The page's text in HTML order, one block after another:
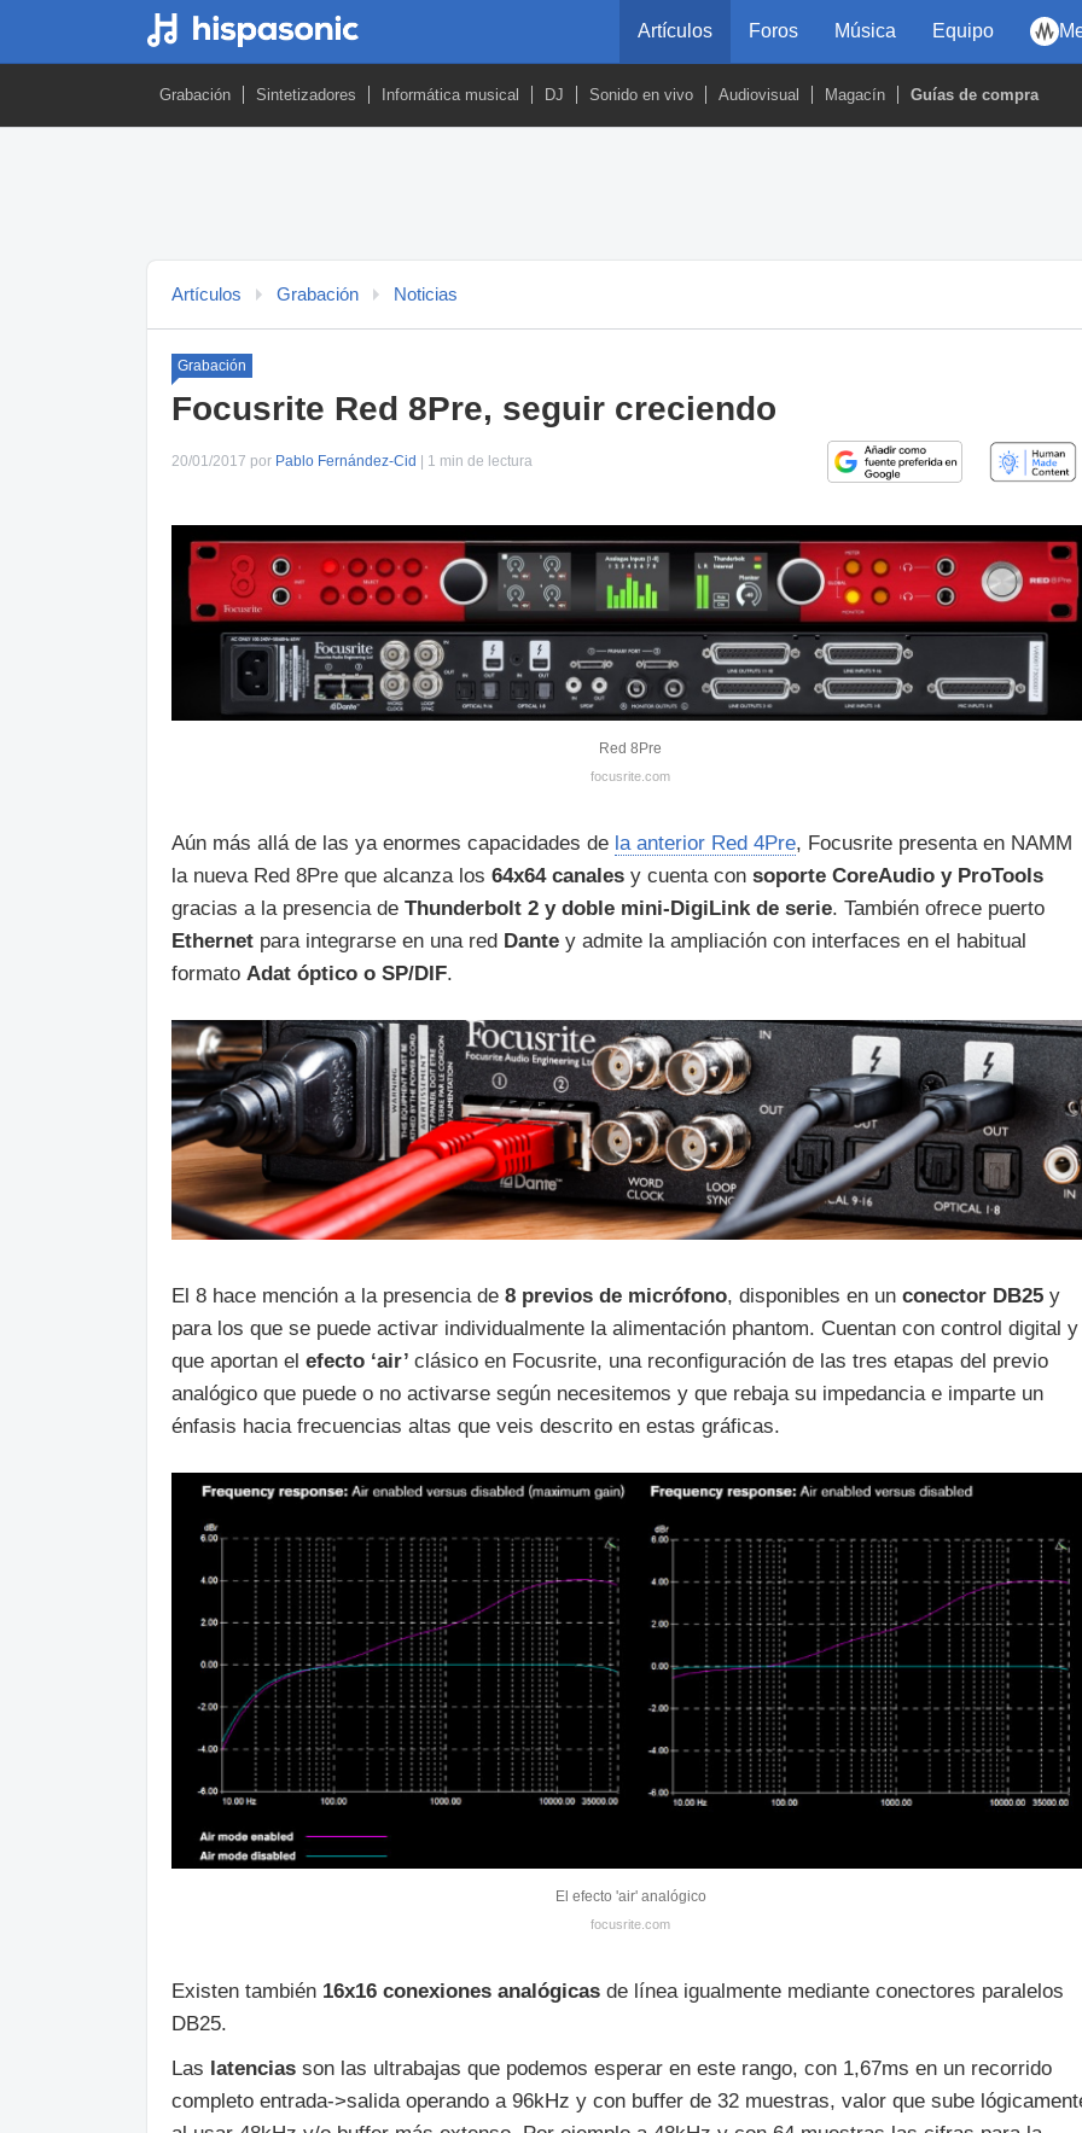
Artículos Foros Música Equipo
Grabación Sintetizadores Informática musical DJ Sonido en vivo Audiovisual Magacín Guías de compra
Artículos Grabación Noticias
Grabación
Focusrite Red 8Pre, seguir creciendo
20/01/2017 por Pablo Fernández-Cid | 1 min de lectura
Red 8Pre
focusrite.com
Aún más allá de las ya enormes capacidades de la anterior Red 4Pre, Focusrite presenta en NAMM
la nueva Red 8Pre que alcanza los 64x64 canales y cuenta con soporte CoreAudio y ProTools
gracias a la presencia de Thunderbolt 2 y doble mini-DigiLink de serie. También ofrece puerto
Ethernet para integrarse en una red Dante y admite la ampliación con interfaces en el habitual
formato Adat óptico o SP/DIF.
El 8 hace mención a la presencia de 8 previos de micrófono, disponibles en un conector DB25 y
para los que se puede activar individualmente la alimentación phantom. Cuentan con control digital y
que aportan el efecto ‘air’ clásico en Focusrite, una reconfiguración de las tres etapas del previo
analógico que puede o no activarse según necesitemos y que rebaja su impedancia e imparte un
énfasis hacia frecuencias altas que veis descrito en estas gráficas.
El efecto 'air' analógico
focusrite.com
Existen también 16x16 conexiones analógicas de línea igualmente mediante conectores paralelos
DB25.
Las latencias son las ultrabajas que podemos esperar en este rango, con 1,67ms en un recorrido
completo entrada->salida operando a 96kHz y con buffer de 32 muestras, valor que sube